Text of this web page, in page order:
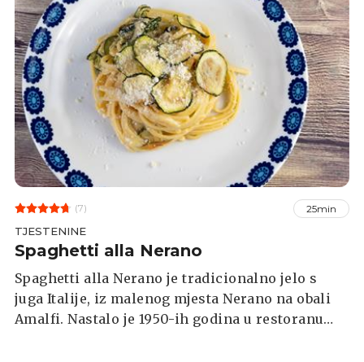
(7) 25min
TJESTENINE
Spaghetti alla Nerano
Spaghetti alla Nerano je tradicionalno jelo s
juga Italije, iz malenog mjesta Nerano na obali
Amalfi. Nastalo je 1950-ih godina u restoranu